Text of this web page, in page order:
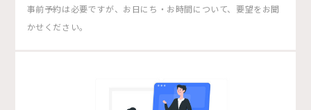
事前予約は必要ですが、お日にち・お時間について、要望をお聞
かせください。